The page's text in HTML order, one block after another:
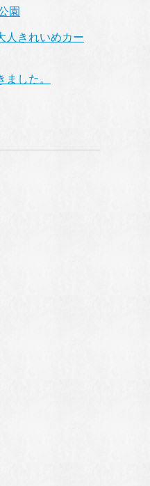
園
人きれいめカー
した。